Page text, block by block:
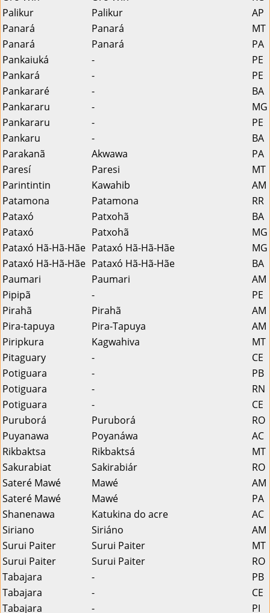
Palikur
Palikur
AP
Panará
Panará
MT
Panará
Panará
PA
Pankaiuká
-
PE
Pankará
-
PE
Pankararé
-
BA
Pankararu
-
MG
Pankararu
-
PE
Pankaru
-
BA
Parakanã
Akwawa
PA
Paresí
Paresi
MT
Parintintin
Kawahib
AM
Patamona
Patamona
RR
Pataxó
Patxohã
BA
Pataxó
Patxohã
MG
Pataxó Hã-Hã-Hãe Pataxó Hã-Hã-Hãe
MG
Pataxó Hã-Hã-Hãe Pataxó Hã-Hã-Hãe
BA
Paumari
Paumari
AM
Pipipã
-
PE
Pirahã
Pirahã
AM
Pira-tapuya
Pira-Tapuya
AM
Piripkura
Kagwahiva
MT
Pitaguary
-
CE
Potiguara
-
PB
Potiguara
-
RN
Potiguara
-
CE
Puruborá
Puruborá
RO
Puyanawa
Poyanáwa
AC
Rikbaktsa
Rikbaktsá
MT
Sakurabiat
Sakirabiár
RO
Sateré Mawé
Mawé
AM
Sateré Mawé
Mawé
PA
Shanenawa
Katukina do acre
AC
Siriano
Siriáno
AM
Surui Paiter
Surui Paiter
MT
Surui Paiter
Surui Paiter
RO
Tabajara
-
PB
Tabajara
-
CE
Tabajara
- PI